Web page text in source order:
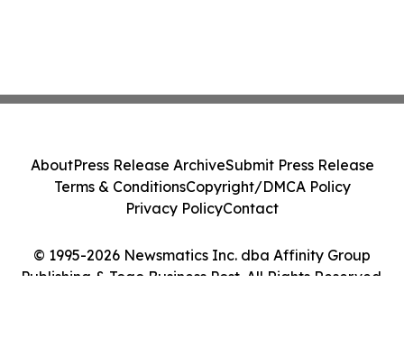
© 1995-2026 Newsmatics Inc. dba Affinity Group
Publishing & Togo Business Post. All Rights Reserved.
AboutPress Release ArchiveSubmit Press Release
Terms & ConditionsCopyright/DMCA Policy
Privacy PolicyContact